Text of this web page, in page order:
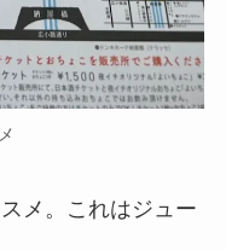
メ。これはジュー